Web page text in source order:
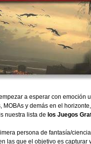
a esperar con emoción
MOBAs y demás en el
nuestra lista de los Juegos
persona de fantasía/
las que el objetivo es capturar